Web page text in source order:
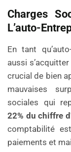
Charges
L’auto-
En tant
aussi
crucial de bien
mauvaises
sociales qui
22% du chiffre
comptabilité
paiements et